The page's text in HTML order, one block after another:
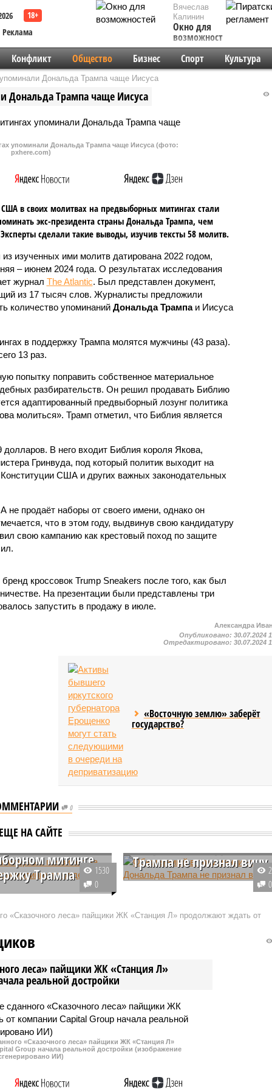
Реклама
Вячеслав
Калинин
Окно для
возможностей
Конфликт
Общество Бизнес Спорт Культура
Дональда Трампа чаще Иисуса
Дональда Трампа чаще Иисуса
упоминали Дональда Трампа чаще Иисуса (фото:
pxhere.com)
в своих молитвах на предвыборных митингах стали
экс-президента страны Дональда Трампа, чем
сделали такие выводы, изучив тексты 58 молитв.
изученных ими молитв датирована 2022 годом,
– июнем 2024 года. О результатах исследования
журнал The Atlantic. Был представлен документ,
из 17 тысяч слов. Журналисты предложили
количество упоминаний Дональда Трампаи Иисуса
в поддержку Трампа молятся мужчины (43 раза).
13 раз.
попытку поправить собственное материальное
разбирательств. Он решил продавать Библию
адаптированный предвыборный лозунг политика
молиться». Трамп отметил, что Библия является
В него входит Библия короля Якова,
Гринвуда, под который политик выходит на
США и других важных законодательных
продаёт наборы от своего имени, однако он
что в этом году, выдвинув свою кандидатуру
свою кампанию как крестовый поход по защите
кроссовок Trump Sneakers после того, как был
На презентации были представлены три
запустить в продажу в июле.
Александра
Опубликовано:30.07.2024
Отредактировано:30.07.2024
«Восточную землю» заберёт
государство?
0
НА САЙТЕ
впервые
на
митинге
Трампа
кандидата в
партии
где в июле
появился Илон
1530
0
Обвиняемый в
Трампа не признал вину
Гражданин США Райан Уэсли
в президенты США Дональда
0
«Сказочного леса» пайщики ЖК «Станция Л» продолжают ждать от
леса» пайщики ЖК «Станция Л»
реальной достройки
«Сказочного леса» пайщики ЖК «Станция Л»
Group начала реальной достройки (изображение
ИИ)